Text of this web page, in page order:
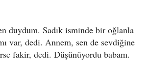
duydum. Sadık isminde bir oğlanla
var, dedi. Annem, sen de sevdiğine
fakir, dedi. Düşünüyordu babam.